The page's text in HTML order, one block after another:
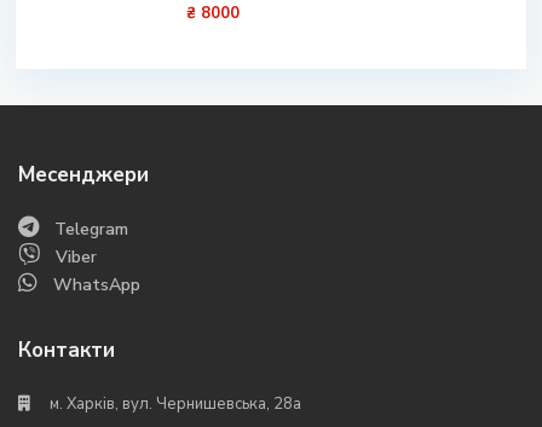
₴ 8000
Месенджери
Telegram
Viber
WhatsApp
Контакти
м. Харків, вул. Чернишевська, 28а